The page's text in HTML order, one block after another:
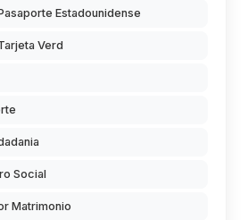
Estadounidense
Verd
Social
Matrimonio